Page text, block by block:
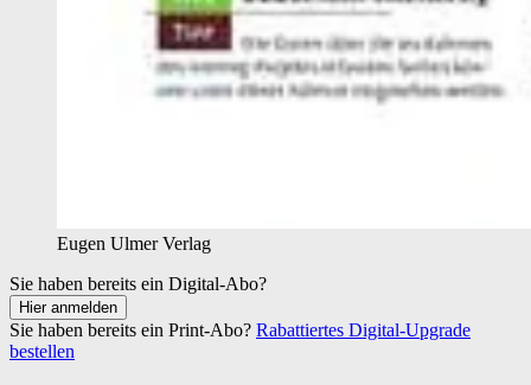
Eugen Ulmer Verlag
Sie haben bereits ein Digital-Abo?
Sie haben bereits ein Print-Abo? Rabattiertes Digital-Upgrade
bestellen